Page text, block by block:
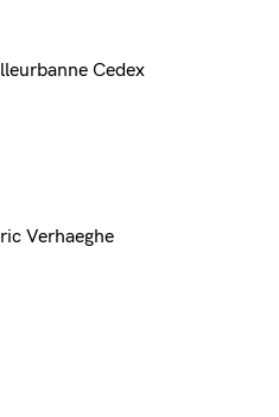
Cedex
Verhaeghe